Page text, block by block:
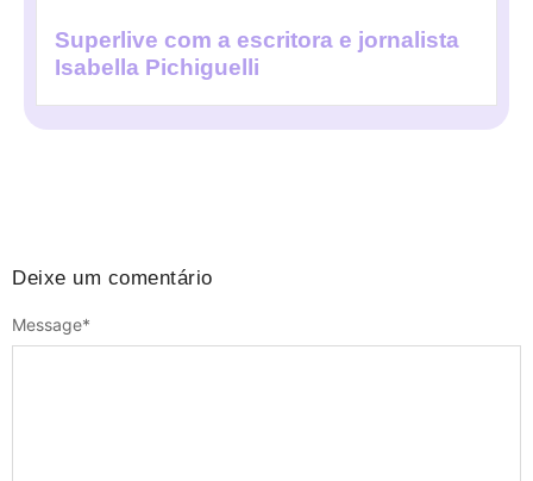
Superlive com a escritora e jornalista
Isabella Pichiguelli
Deixe um comentário
Message*